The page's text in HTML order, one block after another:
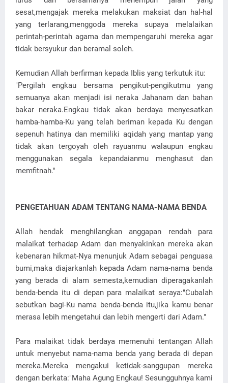
sesat,mengajak mereka melakukan maksiat dan hal-hal
yang terlarang,menggoda mereka supaya melalaikan
perintah-perintah agama dan mempengaruhi mereka agar
tidak bersyukur dan beramal soleh.
Kemudian Allah berfirman kepada Iblis yang terkutuk itu:
"Pergilah engkau bersama pengikut-pengikutmu yang
semuanya akan menjadi isi neraka Jahanam dan bahan
bakar neraka.Engkau tidak akan berdaya menyesatkan
hamba-hamba-Ku yang telah beriman kepada Ku dengan
sepenuh hatinya dan memiliki aqidah yang mantap yang
tidak akan tergoyah oleh rayuanmu walaupun engkau
menggunakan segala kepandaianmu menghasut dan
memfitnah."
PENGETAHUAN ADAM TENTANG NAMA-NAMA BENDA
Allah hendak menghilangkan anggapan rendah para
malaikat terhadap Adam dan menyakinkan mereka akan
kebenaran hikmat-Nya menunjuk Adam sebagai penguasa
bumi,maka diajarkanlah kepada Adam nama-nama benda
yang berada di alam semesta,kemudian diperagakanlah
benda-benda itu di depan para malaikat seraya:"Cubalah
sebutkan bagi-Ku nama benda-benda itu,jika kamu benar
merasa lebih mengetahui dan lebih mengerti dari Adam."
Para malaikat tidak berdaya memenuhi tentangan Allah
untuk menyebut nama-nama benda yang berada di depan
mereka.Mereka mengakui ketidak-sanggupan mereka
dengan berkata:"Maha Agung Engkau! Sesungguhnya kami